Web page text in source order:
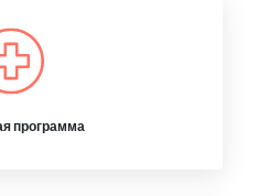
программа